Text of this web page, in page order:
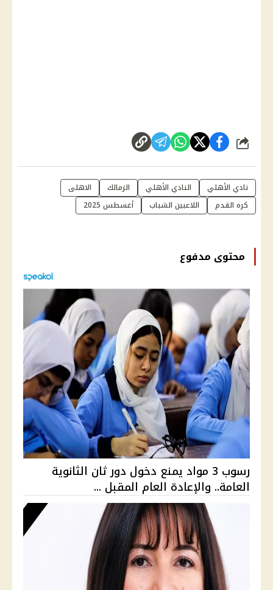
شارك
نادي الأهلي النادي الأهلي الزمالك
الاهلى
كره القدم
اللاعبين الشباب أغسطس 2025
محتوى مدفوع
رسوب 3 مواد يمنع دخول دور ثان الثانوية
العامة.. والإعادة العام المقبل ...